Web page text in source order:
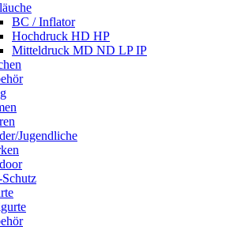
BC / Inflator
Hochdruck HD HP
Mitteldruck MD ND LP IP
Jugendliche